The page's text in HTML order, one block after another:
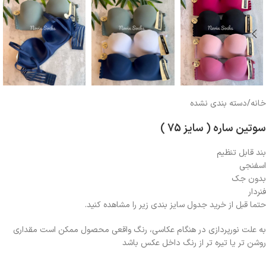
خانه/دسته بندی نشده
سوتین ساره ( سایز 75 )
بند قابل تنظیم
اسفنجی
بدون جک
فنردار
حتما قبل از خرید جدول سایز بندی زیر را مشاهده کنید.
به علت نورپردازی در هنگام عکاسی، رنگ واقعی محصول ممکن است مقداری
روشن تر یا تیره تر از رنگ داخل عکس باشد